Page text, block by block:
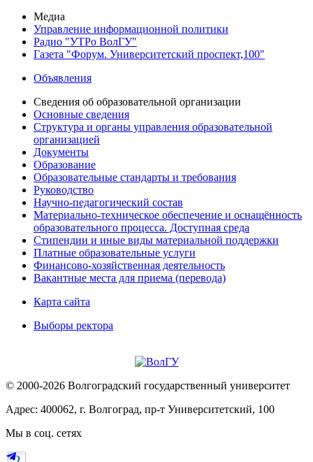
Медиа
Управление информационной политики
Радио "УТРо ВолГУ"
Газета "Форум. Университетский проспект,100"
Объявления
Сведения об образовательной организации
Основные сведения
Структура и органы управления образовательной
организацией
Документы
Образование
Образовательные стандарты и требования
Руководство
Научно-педагогический состав
Материально-техническое обеспечение и оснащённость
образовательного процесса. Доступная среда
Стипендии и иные виды материальной поддержки
Платные образовательные услуги
Финансово-хозяйственная деятельность
Вакантные места для приема (перевода)
Карта сайта
Выборы ректора
© 2000-2026 Волгоградский государственный университет
Адрес: 400062, г. Волгоград, пр-т Университетский, 100
Мы в соц. сетях